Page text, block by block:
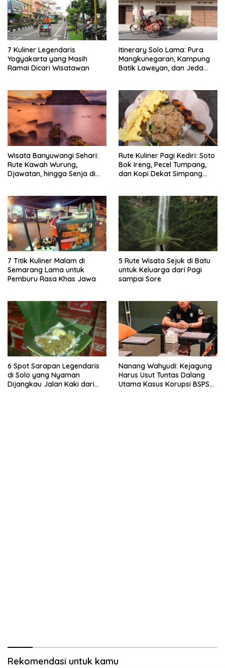
7 Kuliner Legendaris
Yogyakarta yang Masih
Ramai Dicari Wisatawan
Itinerary Solo Lama: Pura
Mangkunegaran, Kampung
Batik Laweyan, dan Jeda
Wisata Banyuwangi Sehari:
Rute Kawah Wurung,
Djawatan, hingga Senja di
Rute Kuliner Pagi Kediri: Soto
Bok Ireng, Pecel Tumpang,
dan Kopi Dekat Simpang
7 Titik Kuliner Malam di
Semarang Lama untuk
Pemburu Rasa Khas Jawa
5 Rute Wisata Sejuk di Batu
untuk Keluarga dari Pagi
sampai Sore
6 Spot Sarapan Legendaris
di Solo yang Nyaman
Dijangkau Jalan Kaki dari
Nanang Wahyudi: Kejagung
Harus Usut Tuntas Dalang
Utama Kasus Korupsi BSPS
Rekomendasi untuk kamu